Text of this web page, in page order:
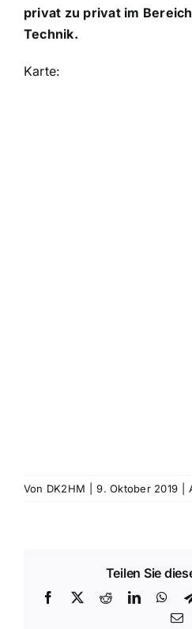
privat zu privat im
Technik.
Karte:
Von DK2HM 9. Oktober 2019
Teilen Sie
Facebook
X RedditLinkedIn
E-